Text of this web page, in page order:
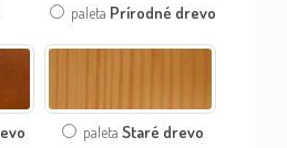
paleta Prírodné drevo
paleta Staré drevo